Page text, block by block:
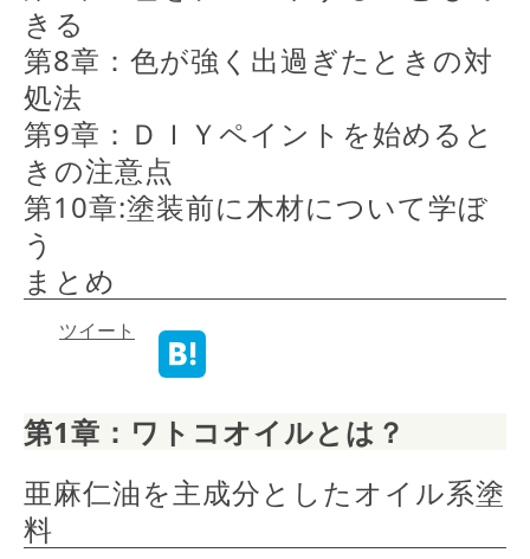
きる
第8章：色が強く出過ぎたときの対
処法
第9章：ＤＩＹペイントを始めると
きの注意点
第10章:塗装前に木材について学ぼ
う
まとめ
ツイート
第1章：ワトコオイルとは？
亜麻仁油を主成分としたオイル系塗
料